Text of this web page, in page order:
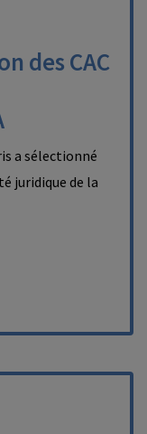
des CAC
a sélectionné
juridique de la